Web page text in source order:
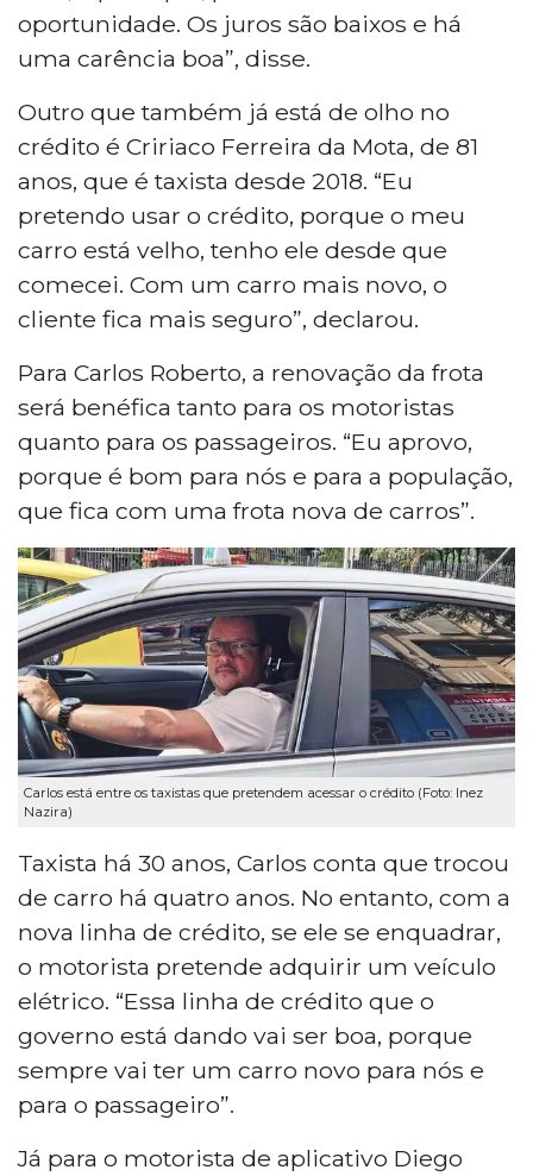
oportunidade. Os juros são baixos e há
uma carência boa”, disse.
Outro que também já está de olho no
crédito é Cririaco Ferreira da Mota, de 81
anos, que é taxista desde 2018. “Eu
pretendo usar o crédito, porque o meu
carro está velho, tenho ele desde que
comecei. Com um carro mais novo, o
cliente fica mais seguro”, declarou.
Para Carlos Roberto, a renovação da frota
será benéfica tanto para os motoristas
quanto para os passageiros. “Eu aprovo,
porque é bom para nós e para a população,
que fica com uma frota nova de carros”.
Carlos está entre os taxistas que pretendem acessar o crédito (Foto: Inez
Nazira)
Taxista há 30 anos, Carlos conta que trocou
de carro há quatro anos. No entanto, com a
nova linha de crédito, se ele se enquadrar,
o motorista pretende adquirir um veículo
elétrico. “Essa linha de crédito que o
governo está dando vai ser boa, porque
sempre vai ter um carro novo para nós e
para o passageiro”.
Já para o motorista de aplicativo Diego